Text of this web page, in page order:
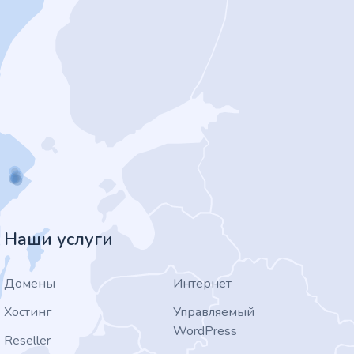
Наши услуги
Домены
Хостинг
Reseller
Интернет
Управляемый
WordPress